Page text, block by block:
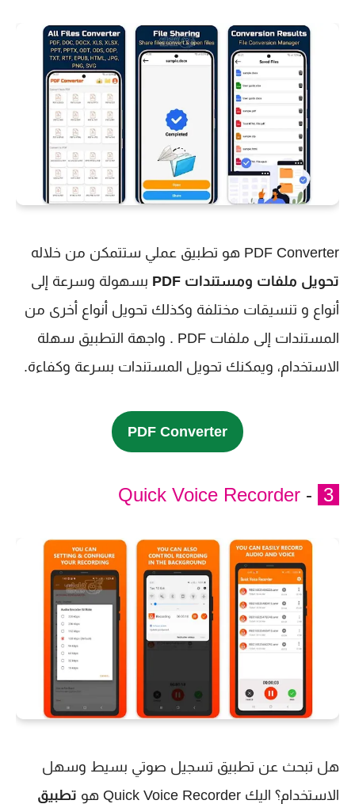
PDF Converter هو تطبيق عملي ستتمكن من خلاله
تحويل ملفات ومستندات PDF
بسهولة وسرعة إلى
أنواع و تنسيقات مختلفة وكذلك تحويل أنواع أخرى من
المستندات إلى ملفات PDF . واجهة التطبيق سهلة
الاستخدام، ويمكنك تحويل المستندات بسرعة وكفاءة.
PDF Converter
-
Quick Voice Recorder
هل تبحث عن تطبيق تسجيل صوتي بسيط وسهل
الاستخدام؟ اليك Quick Voice Recorder هو
تطبيق